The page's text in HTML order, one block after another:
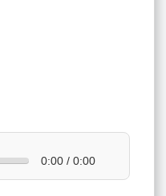
0:00 / 0:00